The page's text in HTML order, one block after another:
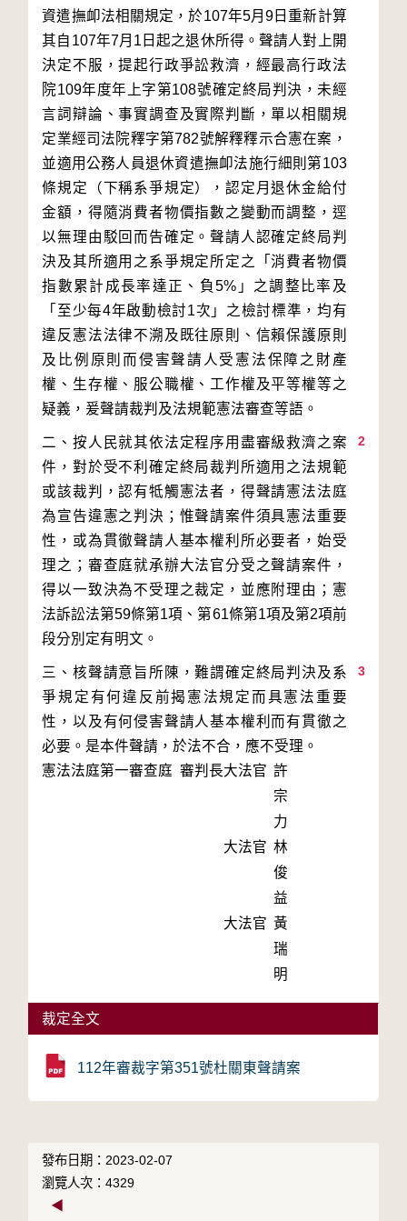
資遣撫卹法相關規定，於107年5月9日重新計算
其自107年7月1日起之退休所得。聲請人對上開
決定不服，提起行政爭訟救濟，經最高行政法
院109年度年上字第108號確定終局判決，未經
言詞辯論、事實調查及實際判斷，單以相關規
定業經司法院釋字第782號解釋釋示合憲在案，
並適用公務人員退休資遣撫卹法施行細則第103
條規定（下稱系爭規定），認定月退休金給付
金額，得隨消費者物價指數之變動而調整，逕
以無理由駁回而告確定。聲請人認確定終局判
決及其所適用之系爭規定所定之「消費者物價
指數累計成長率達正、負5%」之調整比率及
「至少每4年啟動檢討1次」之檢討標準，均有
違反憲法法律不溯及既往原則、信賴保護原則
及比例原則而侵害聲請人受憲法保障之財產
權、生存權、服公職權、工作權及平等權等之
2
二、按人民就其依法定程序用盡審級救濟之案
件，對於受不利確定終局裁判所適用之法規範
或該裁判，認有牴觸憲法者，得聲請憲法法庭
為宣告違憲之判決；惟聲請案件須具憲法重要
性，或為貫徹聲請人基本權利所必要者，始受
理之；審查庭就承辦大法官分受之聲請案件，
得以一致決為不受理之裁定，並應附理由；憲
法訴訟法第59條第1項、第61條第1項及第2項前
3
三、核聲請意旨所陳，難謂確定終局判決及系
爭規定有何違反前揭憲法規定而具憲法重要
性，以及有何侵害聲請人基本權利而有貫徹之
必要。是本件聲請，於法不合，應不受理。
憲法法庭第一審查庭 審判長大法官 許
宗
力
大法官 林
俊
益
大法官 黃
瑞
明
裁定全文
112年審裁字第351號杜關東聲請案
發布日期：2023-02-07
瀏覽人次：4329
◀